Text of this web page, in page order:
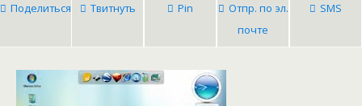
Поделиться Твитнуть Pin
Отпр. по эл.
почте
SMS